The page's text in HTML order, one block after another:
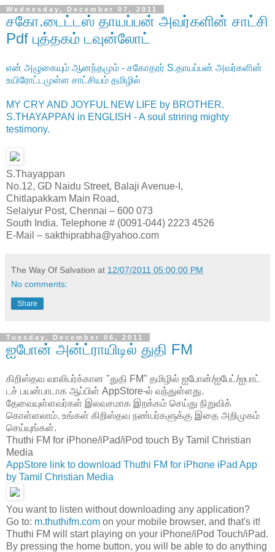
Wednesday, December 07, 2011
சகோ.டைட்டஸ் தாயப்பன் அவர்களின் சாட்சி
Pdf புத்தகம் டவுன்லோட்
என் அழுகையும் ஆனந்தமும் - சகோதரர் S.தாயப்பன் அவர்களின்
உயிரோட்டமுள்ள சாட்சியம் தமிழில்
MY CRY AND JOYFUL NEW LIFE by BROTHER.
S.THAYAPPAN in ENGLISH - A soul striring mighty
testimony.
S.Thayappan
No.12, GD Naidu Street, Balaji Avenue-I,
Chitlapakkam Main Road,
Selaiyur Post, Chennai – 600 073
South India. Telephone # (0091-044) 2223 4526
E-Mail – sakthiprabha@yahoo.com
The Way Of Salvation at 12/07/2011 05:00:00 PM
No comments:
Share
Tuesday, December 06, 2011
ஐபோன் அன்ட்ராயிடில் துதி FM
கிறிஸ்த‌வ‌ வாலிபர்க்கான‌ "துதி FM" த‌மிழில் ஐபோன்/ஐபேட்/ஐபாட்
டச் ப‌ய‌ன்பாடாக‌ ஆப்பிள் AppStore-ல் வ‌ந்துள்ள‌து.
தேவையுள்ள‌வ‌ர்க‌ள் இல‌வ‌ச‌மாக‌ இற‌க்க‌ம் செய்து நிறுவிக்
கொள்ள‌லாம். உங்கள் கிறிஸ்தவ நண்பர்களுக்கு இதை அறிமுகம்
செய்யுங்கள்.
Thuthi FM for iPhone/iPad/iPod touch By Tamil Christian
Media
AppStore link to download Thuthi FM for iPhone iPad App
by Tamil Christian Media
You want to listen without downloading any application?
Go to: m.thuthifm.com on your mobile browser, and that's it!
Thuthi FM will start playing on your iPhone/iPod Touch/iPad.
By pressing the home button, you will be able to do anything